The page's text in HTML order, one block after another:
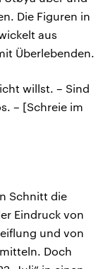
Die Figuren in
aus
Überlebenden.
willst. – Sind
– [Schreie im
Schnitt die
Eindruck von
und von
Doch